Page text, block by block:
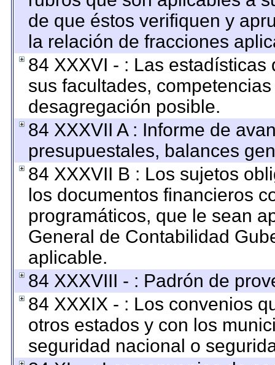
de que éstos verifiquen y
la relación de fracciones
84 XXXVI - : Las
sus facultades,
desagregación posible.
84 XXXVII A : Informe de
presupuestales, balances
84 XXXVII B : Los sujetos
los documentos financieros
programáticos, que le sean
General de Contabilidad
aplicable.
84 XXXVIII - : Padrón de
84 XXXIX - : Los convenios
otros estados y con los
seguridad nacional o